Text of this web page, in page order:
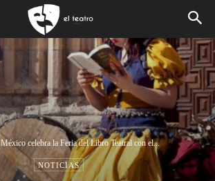
México celebra la Feria del Libro Teatral con el...
NOTICIAS